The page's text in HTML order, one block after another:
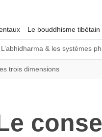
Le bouddhisme tibétain
L’abhidharma & les systèmes
trois dimensions